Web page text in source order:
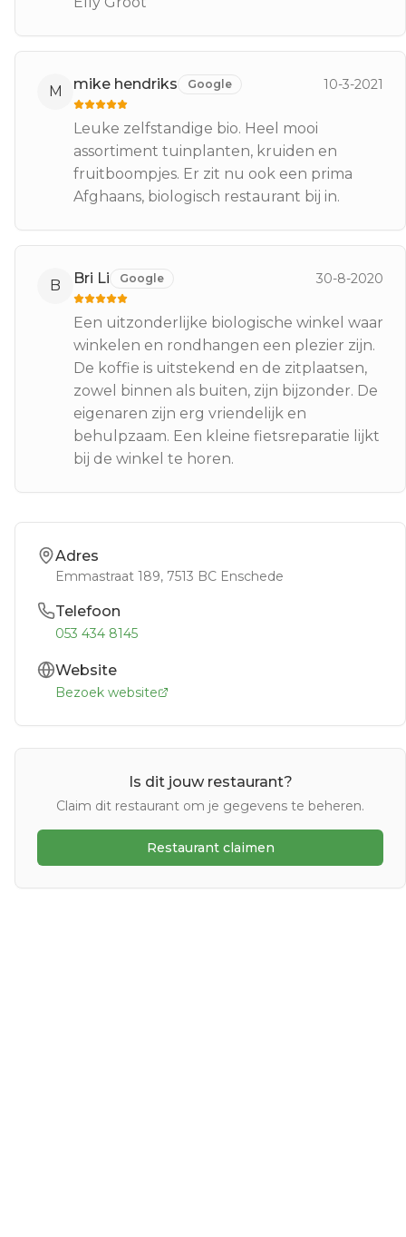
M mike hendriks Google 10-3-2021
Leuke zelfstandige bio. Heel mooi
assortiment tuinplanten, kruiden en
fruitboompjes. Er zit nu ook een prima
Afghaans, biologisch restaurant bij in.
B Bri Li Google 30-8-2020
Een uitzonderlijke biologische winkel waar
winkelen en rondhangen een plezier zijn.
De koffie is uitstekend en de zitplaatsen,
zowel binnen als buiten, zijn bijzonder. De
eigenaren zijn erg vriendelijk en
behulpzaam. Een kleine fietsreparatie lijkt
bij de winkel te horen.
Adres
Emmastraat 189, 7513 BC Enschede
Telefoon
053 434 8145
Website
Bezoek website
Is dit jouw restaurant?
Claim dit restaurant om je gegevens te beheren.
Restaurant claimen